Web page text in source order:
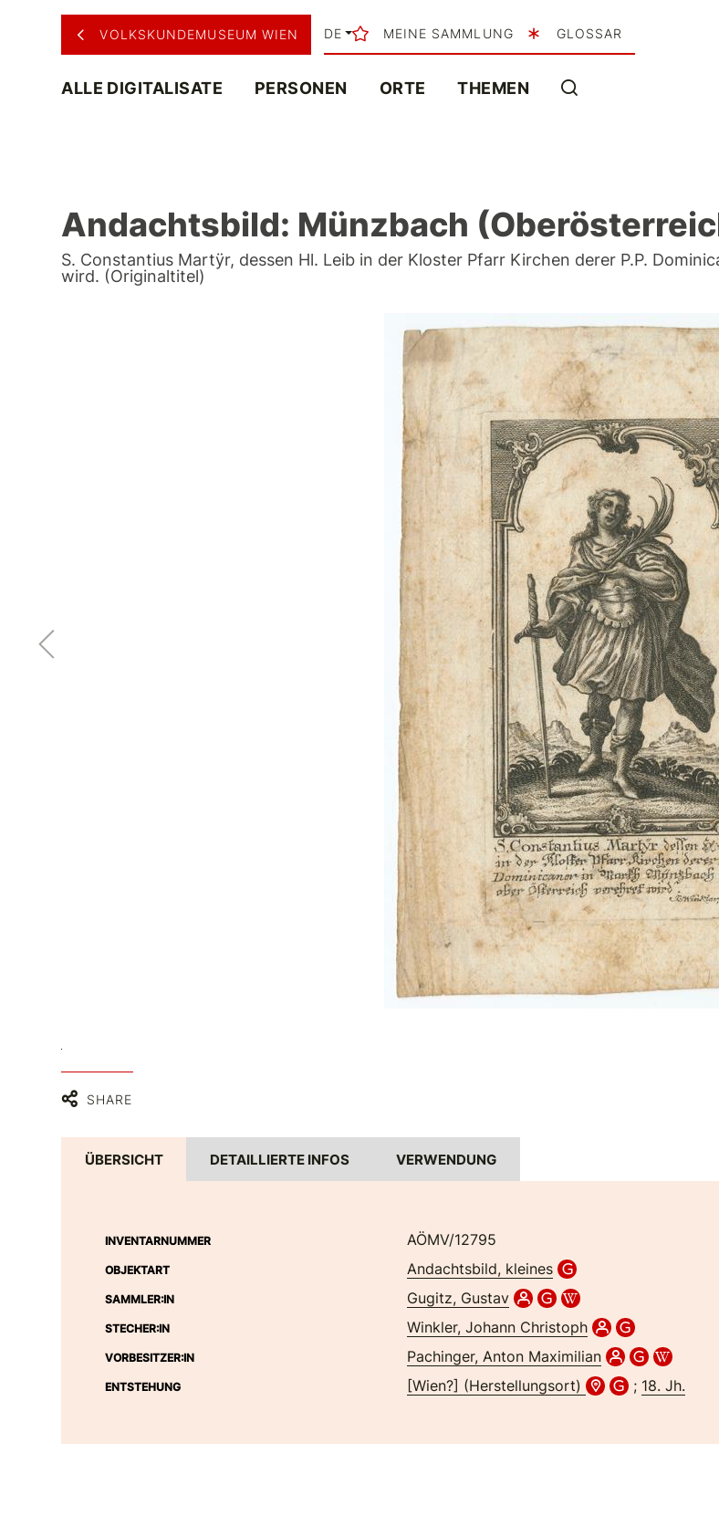
VOLKSKUNDEMUSEUM WIEN DE MEINE SAMMLUNG GLOSSAR
ALLE DIGITALISATE PERSONEN ORTE THEMEN
Andachtsbild: Münzbach
S. Constantius Martÿr, dessen Hl. Leib in der Kloster Pfarr Kirchen derer P.P.
wird. (Originaltitel)
SHARE
ÜBERSICHT DETAILLIERTE INFOS VERWENDUNG
INVENTARNUMMER AÖMV/12795
OBJEKTART Andachtsbild, kleines
SAMMLER:IN Gugitz, Gustav
STECHER:IN Winkler, Johann Christoph
VORBESITZER:IN Pachinger, Anton Maximilian
ENTSTEHUNG [Wien?] (Herstellungsort) ; 18. Jh.